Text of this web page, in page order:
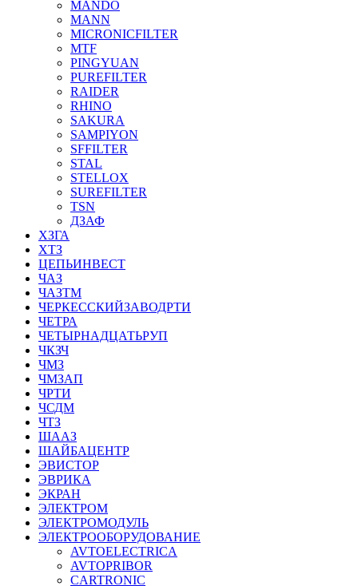
MANDO
MANN
MICRONICFILTER
MTF
PINGYUAN
PUREFILTER
RAIDER
RHINO
SAKURA
SAMPIYON
SFFILTER
STAL
STELLOX
SUREFILTER
TSN
ДЗАФ
ХЗГА
ХТЗ
ЦЕПЬИНВЕСТ
ЧАЗ
ЧАЗТМ
ЧЕРКЕССКИЙЗАВОДРТИ
ЧЕТРА
ЧЕТЫРНАДЦАТЬРУП
ЧКЗЧ
ЧМЗ
ЧМЗАП
ЧРТИ
ЧСДМ
ЧТЗ
ШААЗ
ШАЙБАЦЕНТР
ЭВИСТОР
ЭВРИКА
ЭКРАН
ЭЛЕКТРОМ
ЭЛЕКТРОМОДУЛЬ
ЭЛЕКТРООБОРУДОВАНИЕ
AVTOELECTRICA
AVTOPRIBOR
CARTRONIC